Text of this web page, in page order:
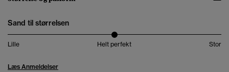
Sand til størrelsen
Lille Helt perfekt Stor
Læs Anmeldelser